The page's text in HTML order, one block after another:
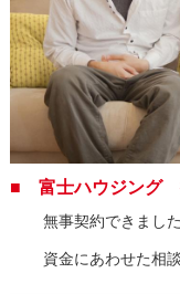
■ 富士ハウジング
無事契約できました
資金にあわせた相